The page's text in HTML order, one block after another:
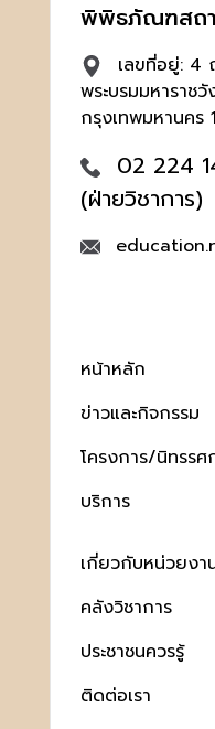
พิพิธภัณฑสถา
เลขที่อยู่: 4
พระบรมมหาราช
กรุงเทพมหานคร
02 224
(ฝ่ายวิชาการ)
หน้าหลัก
ข่าวและกิจกรรม
โครงการ/นิทรรศ
บริการ
เกี่ยวกับหน่วยงา
คลังวิชาการ
ประชาชนควรรู้
ติดต่อเรา